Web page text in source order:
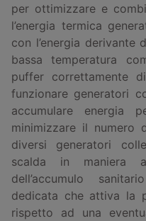
per ottimizzare e
l’energia termica
con l’energia
bassa temperatura
puffer correttamente
funzionare generatori
accumulare energia
minimizzare il numero
diversi generatori
scalda in maniera
dell’accumulo
dedicata che attiva la
rispetto ad una